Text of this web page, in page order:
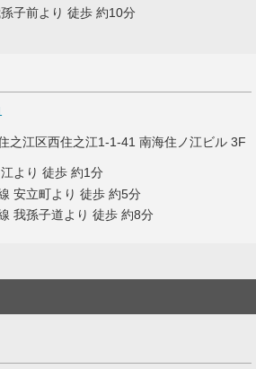
子前より 徒歩 約10分
之江区西住之江1-1-41 南海住ノ江ビル 3F
より 徒歩 約1分
安立町より 徒歩 約5分
我孫子道より 徒歩 約8分